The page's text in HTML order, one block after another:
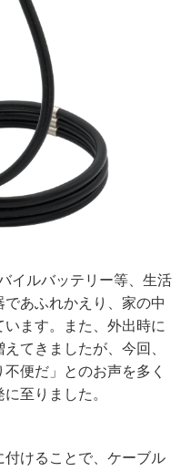
イルバッテリー等、生活
あふれかえり、家の中
ます。また、外出時に
てきましたが、今回、
便だ」とのお声を多く
至りました。
けることで、ケーブル